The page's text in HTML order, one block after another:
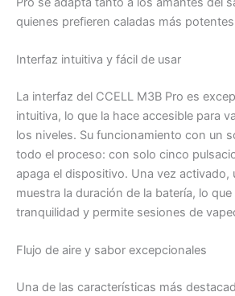
quienes prefieren caladas más
Interfaz intuitiva y fácil de usar
La interfaz del CCELL M3B Pro es
intuitiva, lo que la hace accesible para
los niveles. Su funcionamiento con un
todo el proceso: con solo cinco
apaga el dispositivo. Una vez activado,
muestra la duración de la batería, lo
tranquilidad y permite sesiones de
Flujo de aire y sabor excepcionales
Una de las características más